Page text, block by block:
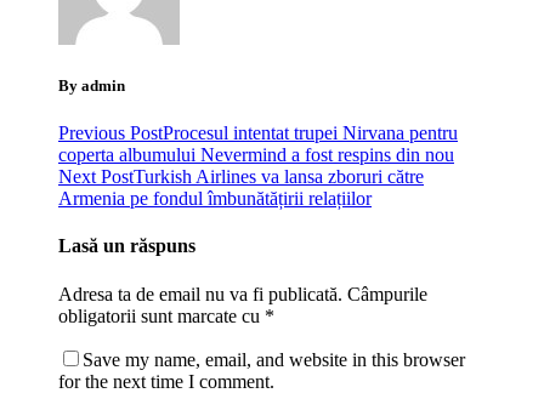
By admin
Previous PostProcesul intentat trupei Nirvana pentru
coperta albumului Nevermind a fost respins din nou
Next PostTurkish Airlines va lansa zboruri către
Armenia pe fondul îmbunătățirii relațiilor
Lasă un răspuns
Adresa ta de email nu va fi publicată. Câmpurile
obligatorii sunt marcate cu *
Save my name, email, and website in this browser
for the next time I comment.